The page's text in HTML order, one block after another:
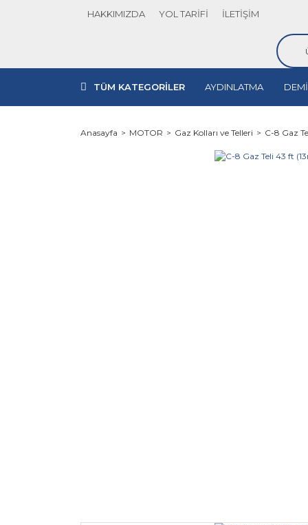
HAKKIMIZDA YOL TARİFİ İLETİŞİM
TÜM KATEGORİLER AYDINLATMA
Anasayfa MOTOR Gaz Kolları ve Telleri C-8 Gaz